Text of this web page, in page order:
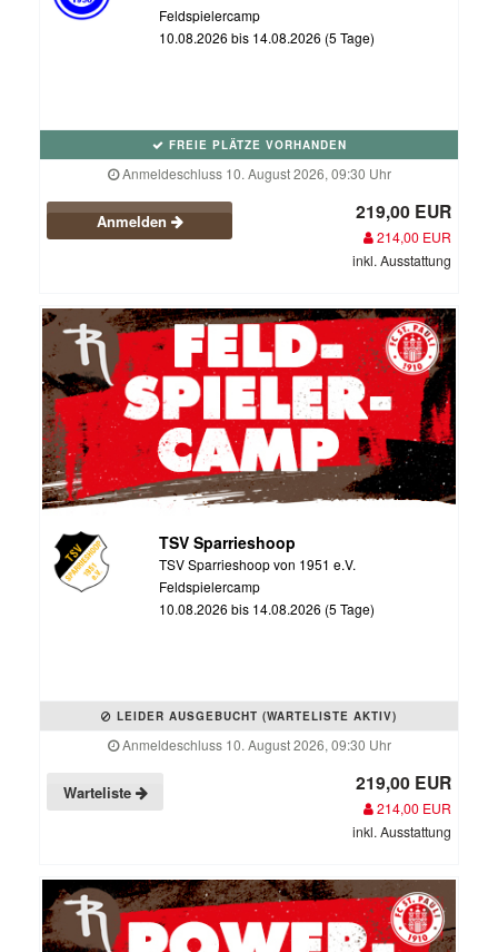
Feldspielercamp
10.08.2026 bis 14.08.2026 (5 Tage)
FREIE PLÄTZE VORHANDEN
Anmeldeschluss 10. August 2026, 09:30 Uhr
Anmelden 219,00 EUR
214,00 EUR
inkl. Ausstattung
TSV Sparrieshoop
TSV Sparrieshoop von 1951 e.V.
Feldspielercamp
10.08.2026 bis 14.08.2026 (5 Tage)
LEIDER AUSGEBUCHT (WARTELISTE AKTIV)
Anmeldeschluss 10. August 2026, 09:30 Uhr
Warteliste 219,00 EUR
214,00 EUR
inkl. Ausstattung